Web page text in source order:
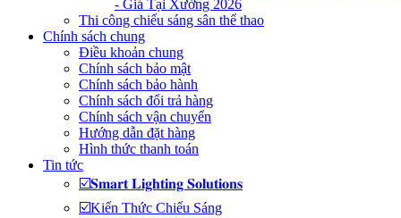
- Giá Tại Xưởng 2026
Thi công chiếu sáng sân thể thao
Chính sách chung
Điều khoản chung
Chính sách bảo mật
Chính sách bảo hành
Chính sách đổi trả hàng
Chính sách vận chuyển
Hướng dẫn đặt hàng
Hình thức thanh toán
Tin tức
☑️𝐒𝐦𝐚𝐫𝐭 𝐋𝐢𝐠𝐡𝐭𝐢𝐧𝐠 𝐒𝐨𝐥𝐮𝐭𝐢𝐨𝐧𝐬
☑️Kiến Thức Chiếu Sáng